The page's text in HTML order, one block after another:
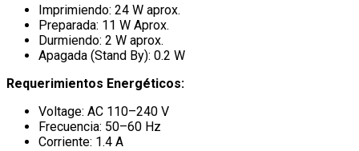
Imprimiendo: 24 W aprox.
Preparada: 11 W Aprox.
Durmiendo: 2 W aprox.
Apagada (Stand By): 0.2 W
Requerimientos Energéticos:
Voltage: AC 110–240 V
Frecuencia: 50–60 Hz
Corriente: 1.4 A